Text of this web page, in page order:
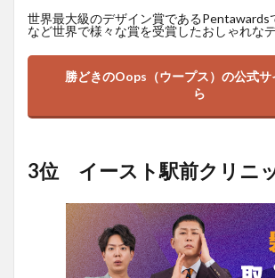
世界最大級のデザイン賞であるPentawards
など世界で様々な賞を受賞したおしゃれなデ
勝どきのOops（ウープス）の公式サ
ら
3位 イースト駅前クリニ